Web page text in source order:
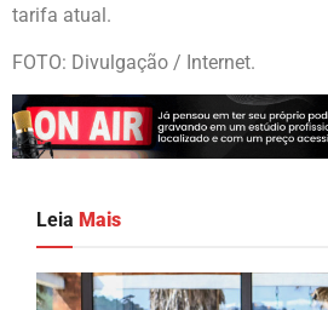
tarifa atual.
FOTO: Divulgação / Internet.
Leia Mais